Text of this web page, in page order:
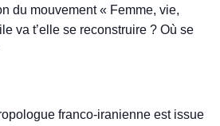
du mouvement « Femme, vie,
va t’elle se reconstruire ? Où se
franco-iranienne est issue